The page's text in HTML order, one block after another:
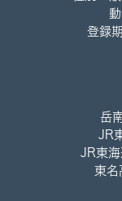
登録
岳
JR
JR東
東名